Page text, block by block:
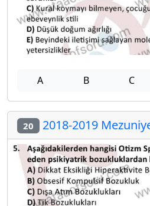
A B C
20 2018-2019